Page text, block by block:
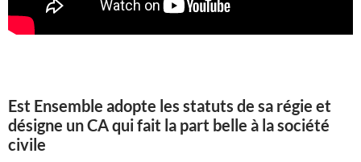
Est Ensemble adopte les statuts de sa régie et
désigne un CA qui fait la part belle à la société
civile